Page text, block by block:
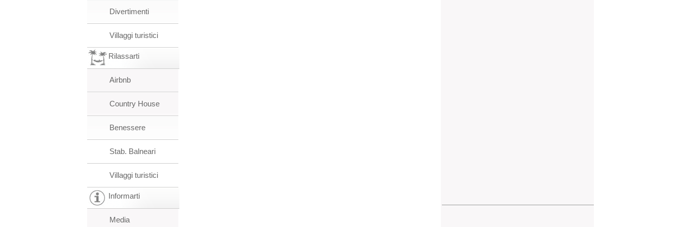
Divertimenti
Villaggi turistici
Rilassarti
Airbnb
Country House
Benessere
Stab. Balneari
Villaggi turistici
Informarti
Media